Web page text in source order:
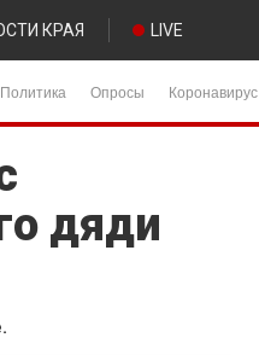
КРАЯ LIVE
Политика Опросы Коронавирус
дяди